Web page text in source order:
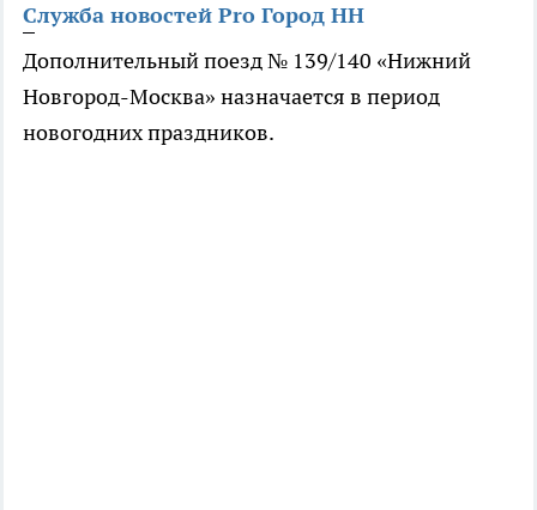
Служба новостей Pro Город НН
Дополнительный поезд № 139/140 «Нижний
Новгород-Москва» назначается в период
новогодних праздников.